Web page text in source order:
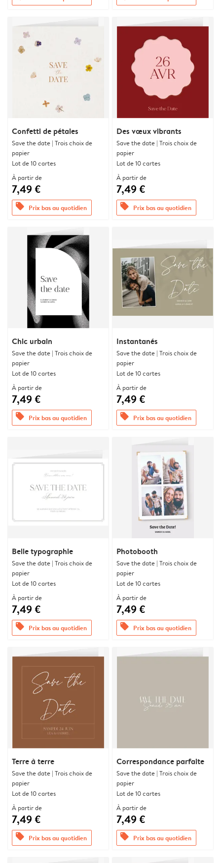
Confetti de pétales
Save the date | Trois choix de
papier
Lot de 10 cartes
À partir de
7,49 €
offers Prix bas au quotidien
Des vœux vibrants
Save the date | Trois choix de
papier
Lot de 10 cartes
À partir de
7,49 €
offers Prix bas au quotidien
Chic urbain
Save the date | Trois choix de
papier
Lot de 10 cartes
À partir de
7,49 €
offers Prix bas au quotidien
Instantanés
Save the date | Trois choix de
papier
Lot de 10 cartes
À partir de
7,49 €
offers Prix bas au quotidien
Belle typographie
Save the date | Trois choix de
papier
Lot de 10 cartes
À partir de
7,49 €
offers Prix bas au quotidien
Photobooth
Save the date | Trois choix de
papier
Lot de 10 cartes
À partir de
7,49 €
offers Prix bas au quotidien
Terre à terre
Save the date | Trois choix de
papier
Lot de 10 cartes
À partir de
7,49 €
offers Prix bas au quotidien
Correspondance parfaite
Save the date | Trois choix de
papier
Lot de 10 cartes
À partir de
7,49 €
offers Prix bas au quotidien